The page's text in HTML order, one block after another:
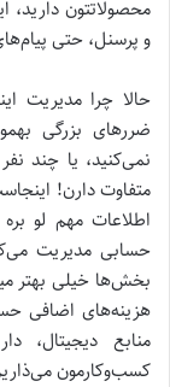
محصولاتتون
و پرسنل، حتی
حالا چرا مدیریت
ضررهای بزرگی
نمی‌کنید، یا چند
متفاوت دارن!
اطلاعات مهم لو
حسابی مدیریت
بخش‌ها خیلی بهتر
هزینه‌های اضافی
منابع
کسب‌وکارمون